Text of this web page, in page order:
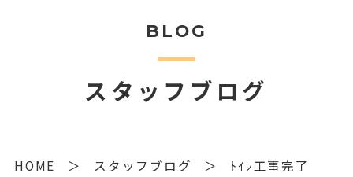
BLOG
スタッフブログ
HOME スタッフブログ ﾄｲﾚ工事完了